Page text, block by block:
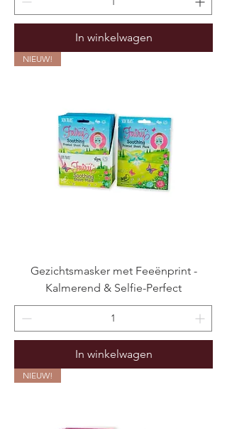
In winkelwagen
NIEUW!
Gezichtsmasker met Feeënprint -
Kalmerend & Selfie-Perfect
In winkelwagen
NIEUW!